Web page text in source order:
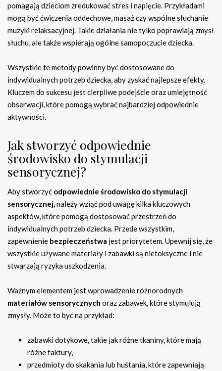
pomagają dzieciom zredukować stres i napięcie. Przykładami
mogą być ćwiczenia oddechowe, masaż czy wspólne słuchanie
muzyki relaksacyjnej. Takie działania nie tylko poprawiają zmysł
słuchu, ale także wspierają ogólne samopoczucie dziecka.
Wszystkie te metody powinny być dostosowane do
indywidualnych potrzeb dziecka, aby zyskać najlepsze efekty.
Kluczem do sukcesu jest cierpliwe podejście oraz umiejętność
obserwacji, które pomogą wybrać najbardziej odpowiednie
aktywności.
Jak stworzyć odpowiednie
środowisko do stymulacji
sensorycznej?
Aby stworzyć odpowiednie środowisko do stymulacji
sensorycznej, należy wziąć pod uwagę kilka kluczowych
aspektów, które pomogą dostosować przestrzeń do
indywidualnych potrzeb dziecka. Przede wszystkim,
zapewnienie bezpieczeństwa jest priorytetem. Upewnij się, że
wszystkie używane materiały i zabawki są nietoksyczne i nie
stwarzają ryzyka uszkodzenia.
Ważnym elementem jest wprowadzenie różnorodnych
materiałów sensorycznych oraz zabawek, które stymulują
zmysły. Może to być na przykład:
zabawki dotykowe, takie jak różne tkaniny, które mają
różne faktury,
przedmioty do skakania lub huśtania, które zapewniają